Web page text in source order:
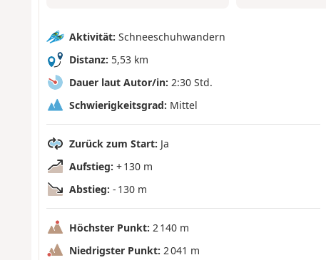
Aktivität: Schneeschuhwandern
Distanz: 5,53 km
Dauer laut Autor/in: 2:30 Std.
Schwierigkeitsgrad: Mittel
Zurück zum Start: Ja
Aufstieg: + 130 m
Abstieg: - 130 m
Höchster Punkt: 2 140 m
Niedrigster Punkt: 2 041 m